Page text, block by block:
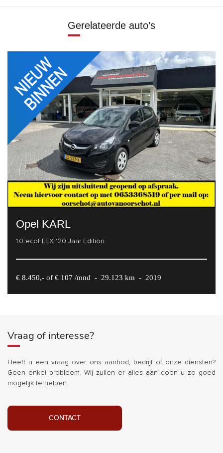
Gerelateerde auto’s
Opel KARL
1.0 ecoFLEX 120 Jaar Edition
€ 8.450,- of € 107 /mnd - 29.123 km - 2019
Vraag of interesse?
Heeft u een vraag over ons aanbod, bedrijf of onze diensten?
Geen enkel probleem. Wij zullen er alles aan doen u zo goed
mogelijk te helpen.
CONTACT